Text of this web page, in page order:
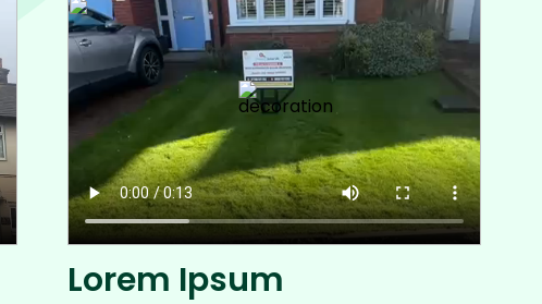
Lorem Ipsum